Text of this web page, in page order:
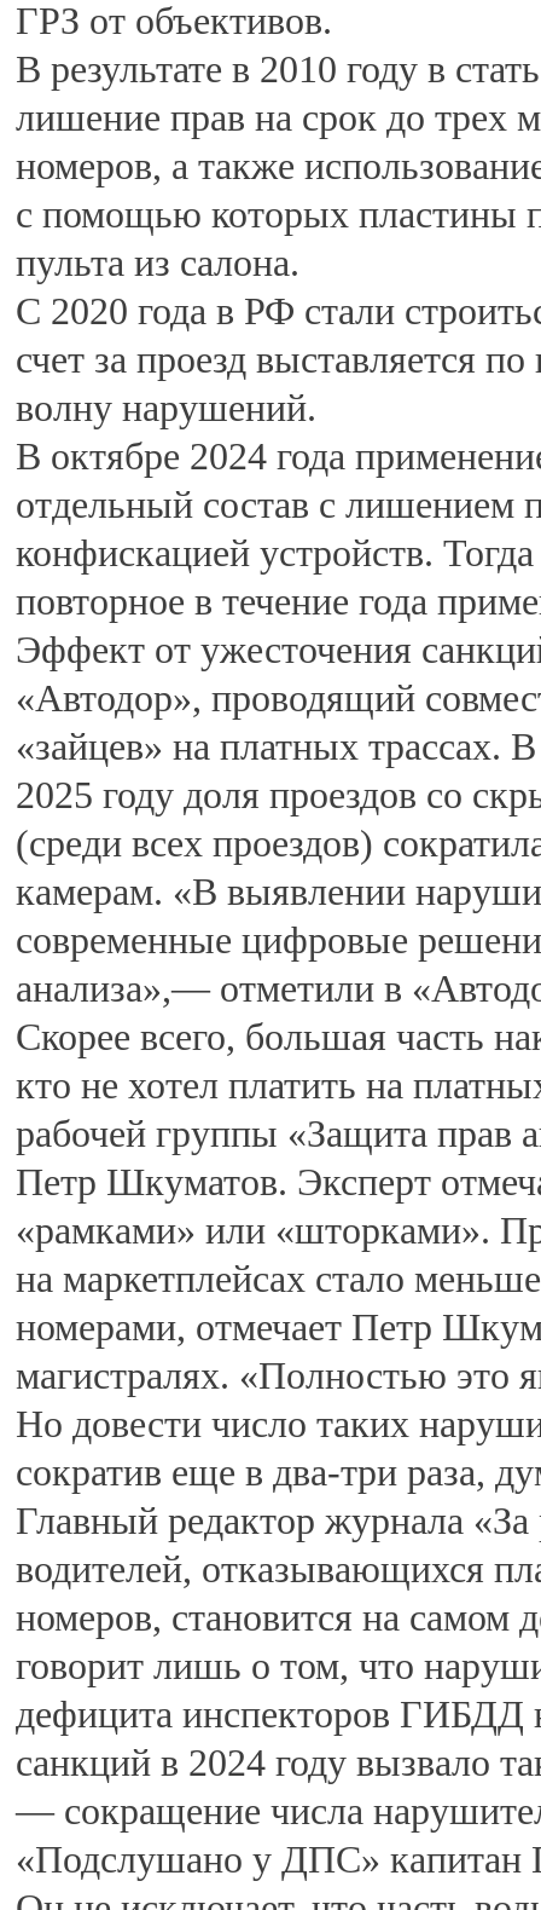
ГРЗ от объективов.
В результате в 2010 году в
лишение прав на срок до трех
номеров, а также
с помощью которых пластины
пульта из салона.
С 2020 года в РФ стали
счет за проезд выставляется
волну нарушений.
В октябре 2024 года
отдельный состав с лишением
конфискацией устройств.
повторное в течение года
Эффект от ужесточения
«Автодор», проводящий
«зайцев» на платных трассах.
2025 году доля проездов со
(среди всех проездов)
камерам. «В выявлении
современные цифровые
анализа»,— отметили в
Скорее всего, большая часть
кто не хотел платить на
рабочей группы «Защита прав
Петр Шкуматов. Эксперт
«рамками» или «шторками».
на маркетплейсах стало
номерами, отмечает Петр
магистралях. «Полностью это
Но довести число таких
сократив еще в два-три раза,
Главный редактор журнала
водителей, отказывающихся
номеров, становится на самом
говорит лишь о том, что
дефицита инспекторов ГИБДД
санкций в 2024 году вызвало
— сокращение числа
«Подслушано у ДПС» капитан